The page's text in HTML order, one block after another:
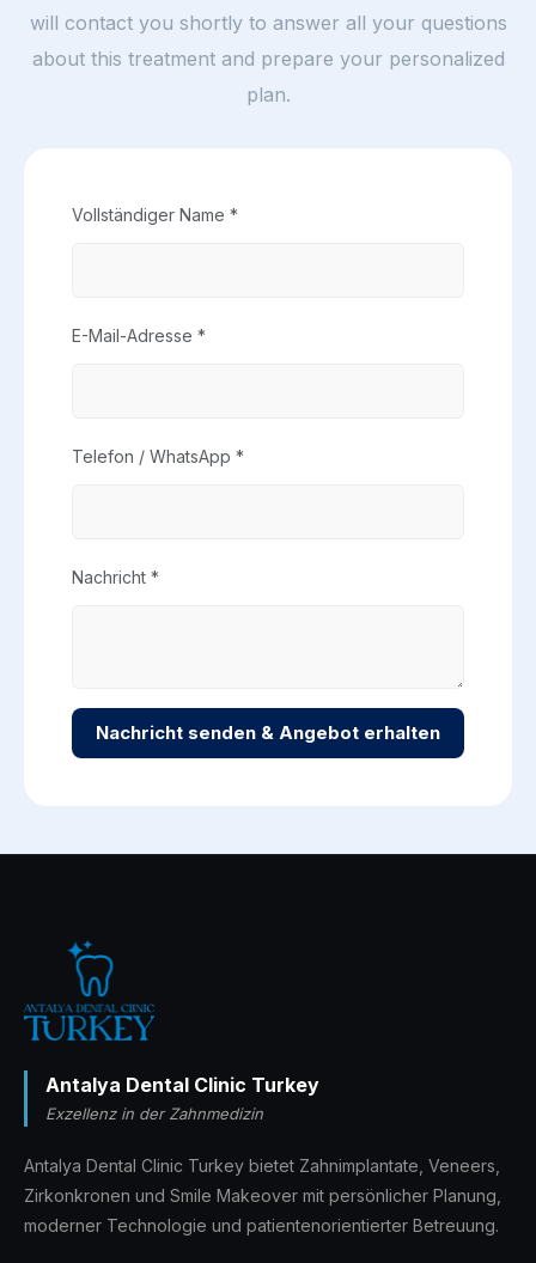
will contact you shortly to answer all your questions
about this treatment and prepare your personalized
plan.
Vollständiger Name *
E-Mail-Adresse *
Telefon / WhatsApp *
Nachricht *
Nachricht senden & Angebot erhalten
Antalya Dental Clinic Turkey
Exzellenz in der Zahnmedizin
Antalya Dental Clinic Turkey bietet Zahnimplantate, Veneers,
Zirkonkronen und Smile Makeover mit persönlicher Planung,
moderner Technologie und patientenorientierter Betreuung.